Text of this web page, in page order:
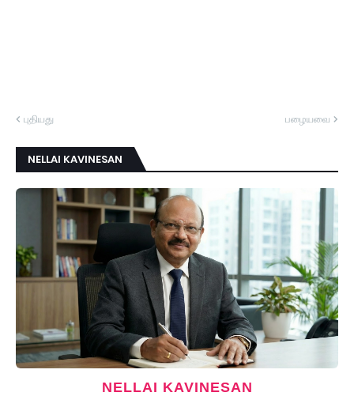
புதியது பழையவை
NELLAI KAVINESAN
NELLAI KAVINESAN